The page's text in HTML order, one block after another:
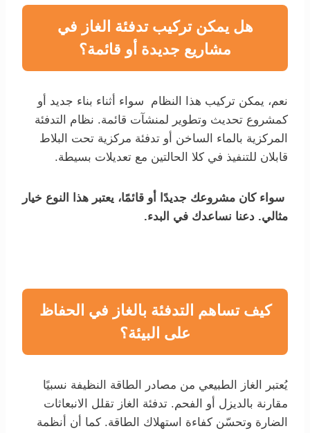
هل يمكن تركيب تدفئة الغاز في
مشاريع جديدة أو قائمة؟
نعم، يمكن تركيب هذا النظام سواء أثناء بناء جديد أو
كمشروع تحديث وتطوير لمنشآت قائمة. نظام التدفئة
المركزية بالماء الساخن أو تدفئة مركزية تحت البلاط
قابلان للتنفيذ في كلا الحالتين مع تعديلات بسيطة.
سواء كان مشروعك جديدًا أو قائمًا، يعتبر هذا النوع خيار
مثالي. دعنا نساعدك في البدء.
كيف تساهم التدفئة بالغاز في الحفاظ
على البيئة؟
يُعتبر الغاز الطبيعي من مصادر الطاقة النظيفة نسبيًا
مقارنة بالديزل أو الفحم. تدفئة الغاز تقلل الانبعاثات
الضارة وتحسّن كفاءة استهلاك الطاقة. كما أن أنظمة